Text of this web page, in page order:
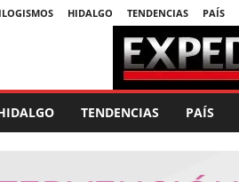
HIDALGO TENDENCIAS PAÍS
TENDENCIAS PAÍS